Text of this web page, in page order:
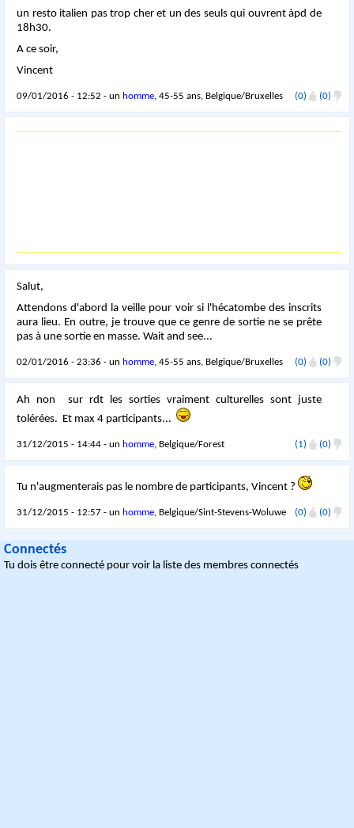
un resto italien pas trop cher et un des seuls qui ouvrent àpd de
18h30.
A ce soir,
Vincent
09/01/2016 - 12:52 - un homme, 45-55 ans, Belgique/Bruxelles (0) (0)
Salut,
Attendons d'abord la veille pour voir si l'hécatombe des inscrits
aura lieu. En outre, je trouve que ce genre de sortie ne se prête
pas à une sortie en masse. Wait and see...
02/01/2016 - 23:36 - un homme, 45-55 ans, Belgique/Bruxelles (0) (0)
Ah non sur rdt les sorties vraiment culturelles sont juste
tolérées. Et max 4 participants...
31/12/2015 - 14:44 - un homme, Belgique/Forest (1) (0)
Tu n'augmenterais pas le nombre de participants, Vincent ?
31/12/2015 - 12:57 - un homme, Belgique/Sint-Stevens-Woluwe (0) (0)
Connectés
Tu dois être connecté pour voir la liste des membres connectés